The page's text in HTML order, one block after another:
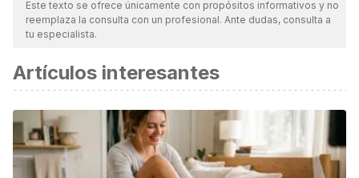
vigencia y validez.La bibliografía de este artículo fue
científica.
Garaulet M., Gómez Abellán P., Albuquerque Bejar JJ.,
Ordovás JM., et al., Timing of food intake predicts weight
loss effectiveness. International Journal of Obesity. 37:
604-611.
Este texto se ofrece únicamente con propósitos informativos y no
reemplaza la consulta con un profesional. Ante dudas, consulta a
tu especialista.
Artículos interesantes